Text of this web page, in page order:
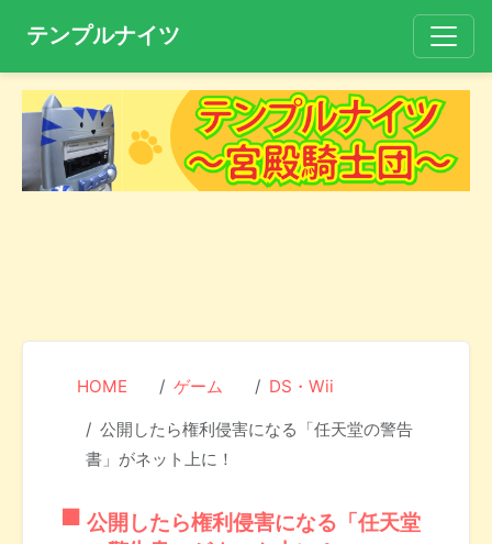
テンプルナイツ
HOME ゲーム DS・Wii
公開したら権利侵害になる「任天堂の警告
書」がネット上に！
公開したら権利侵害になる「任天堂